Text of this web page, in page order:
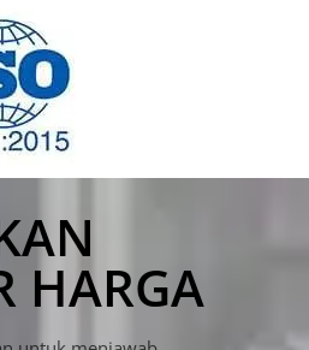
HARGA